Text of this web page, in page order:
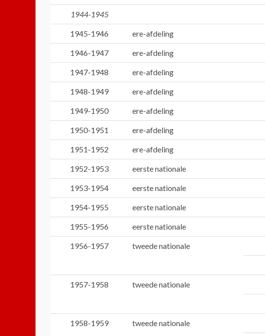
1944-1945
1945-1946 ere-afdeling
1946-1947 ere-afdeling
1947-1948 ere-afdeling
1948-1949 ere-afdeling
1949-1950 ere-afdeling
1950-1951 ere-afdeling
1951-1952 ere-afdeling
1952-1953 eerste nationale
1953-1954 eerste nationale
1954-1955 eerste nationale
1955-1956 eerste nationale
1956-1957 tweede nationale
1957-1958 tweede nationale
1958-1959 tweede nationale